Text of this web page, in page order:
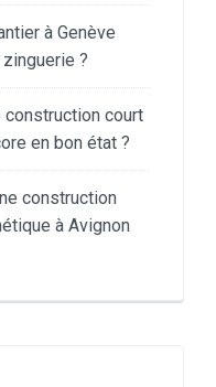
à Genève
?
construction court
en bon état ?
construction
à Avignon